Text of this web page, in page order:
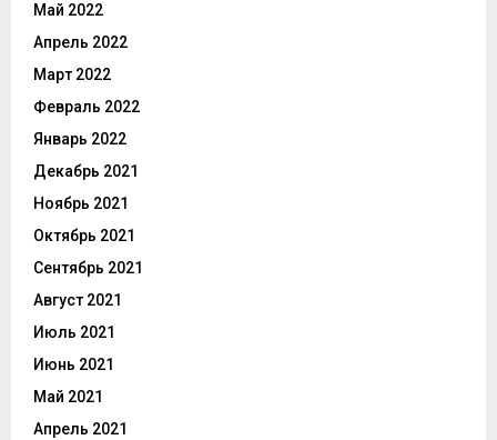
Май 2022
Апрель 2022
Март 2022
Февраль 2022
Январь 2022
Декабрь 2021
Ноябрь 2021
Октябрь 2021
Сентябрь 2021
Август 2021
Июль 2021
Июнь 2021
Май 2021
Апрель 2021